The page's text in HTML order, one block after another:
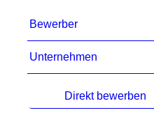
Bewerber
Unternehmen
Direkt bewerben